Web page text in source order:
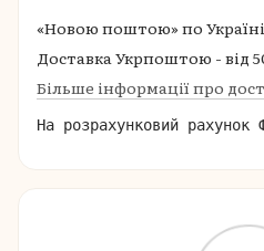
«Новою поштою» по
Доставка Укрпоштою - від
Більше інформації про
На розрахунковий рахунок